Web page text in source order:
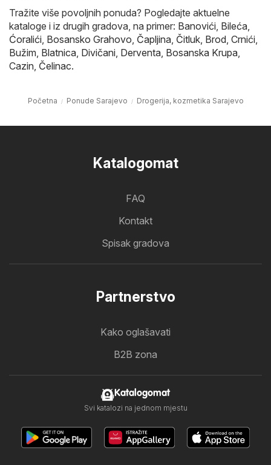
Tražite više povoljnih ponuda? Pogledajte aktuelne
kataloge i iz drugih gradova, na primer: Banovići Bileća
Ćoralići Bosansko Grahovo Čapljina Čitluk Brod Crnići
Bužim Blatnica Divičani Derventa Bosanska Krupa
Cazin Čelinac.
Početna Ponude Sarajevo Drogerija, kozmetika Sarajevo
Katalogomat
FAQ
Kontakt
Spisak gradova
Partnerstvo
Kako oglašavati
B2B zona
Katalogomat
Svi katalozi na jednom mjestu